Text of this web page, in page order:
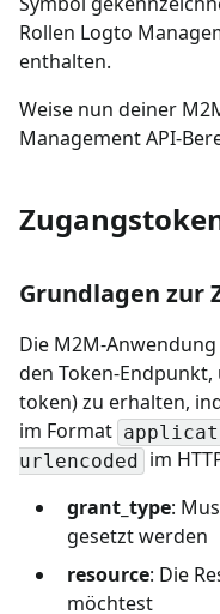
Rollen Logto
enthalten.
Weise nun deiner
Management API-
Grundlagen zur
Die M2M-
den Token-Endpunkt,
token) zu erhalten,
im Format
urlencoded im
grant_type:
gesetzt werden
resource: Die
möchtest